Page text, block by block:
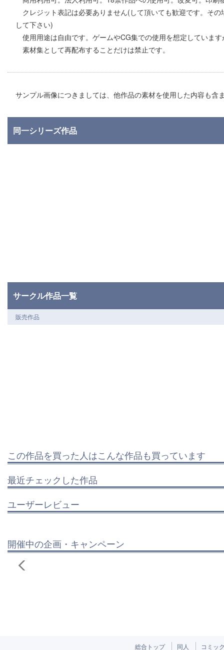
クレジット表記は必要ありません(して頂いても歓迎です。そ
して下さい)
使用用途は自由です。ゲームやCG集での使用を想定していま
素材集として再配布することだけは禁止です。
サンプル画像につきましては、他作品の素材を使用した内容も含
同一シリーズ作品
サークル作品一覧
販売作品
この作品を買った人はこんな作品も買っています
最近チェックした作品
ユーザーレビュー
開催中の企画・キャンペーン
総合トップ 同人 コミッ